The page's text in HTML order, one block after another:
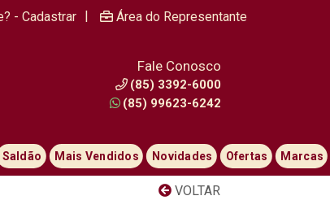
- Cadastrar | Área do Representante
Fale Conosco
(85) 3392-6000
(85) 99623-6242
Saldão Mais Vendidos Novidades Ofertas Marcas
VOLTAR